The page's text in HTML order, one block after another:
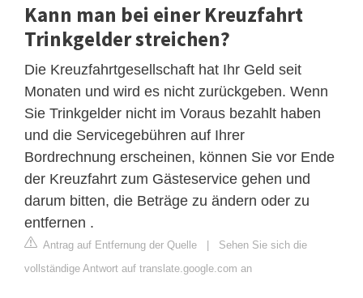
Kann man bei einer Kreuzfahrt
Trinkgelder streichen?
Die Kreuzfahrtgesellschaft hat Ihr Geld seit
Monaten und wird es nicht zurückgeben. Wenn
Sie Trinkgelder nicht im Voraus bezahlt haben
und die Servicegebühren auf Ihrer
Bordrechnung erscheinen, können Sie vor Ende
der Kreuzfahrt zum Gästeservice gehen und
darum bitten, die Beträge zu ändern oder zu
entfernen .
Antrag auf Entfernung der Quelle | Sehen Sie sich die
vollständige Antwort auf translate.google.com an